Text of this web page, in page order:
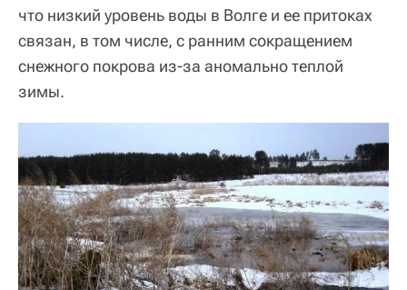
что низкий уровень воды в Волге и ее притоках
связан, в том числе, с ранним сокращением
снежного покрова из-за аномально теплой
зимы.